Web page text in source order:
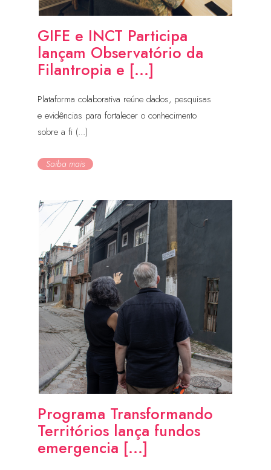
GIFE e INCT Participa
lançam Observatório da
Filantropia e [...]
Plataforma colaborativa reúne dados, pesquisas
e evidências para fortalecer o conhecimento
sobre a fi (...)
Saiba mais
Programa Transformando
Territórios lança fundos
emergencia [...]